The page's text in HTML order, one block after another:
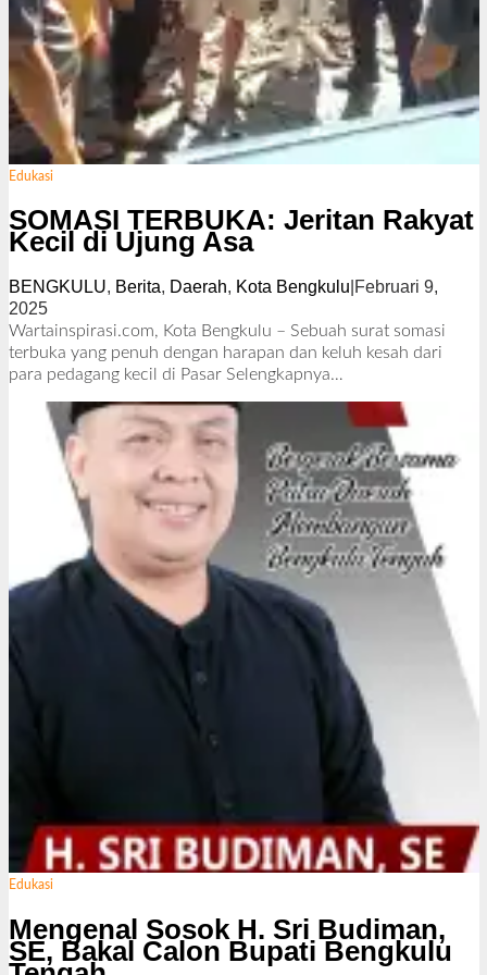
Edukasi
SOMASI TERBUKA: Jeritan Rakyat
Kecil di Ujung Asa
BENGKULU, Berita, Daerah, Kota Bengkulu Februari 9,
2025o
l
e
h
e
d
Wartainspirasi.com, Kota Bengkulu – Sebuah surat somasi
terbuka yang penuh dengan harapan dan keluh kesah dari
para pedagang kecil di Pasar Selengkapnya…
Edukasi
Mengenal Sosok H. Sri Budiman,
SE, Bakal Calon Bupati Bengkulu